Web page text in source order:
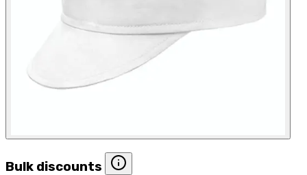
Bulk discounts